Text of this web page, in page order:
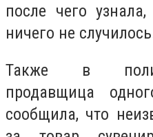
после чего
ничего не
Также в
продавщица
сообщила, что